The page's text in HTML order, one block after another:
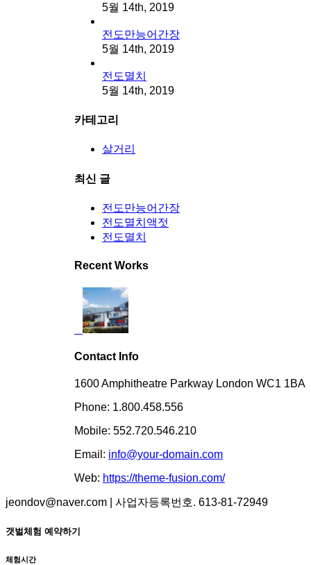
5월 14th, 2019
전도만능어간장
5월 14th, 2019
전도멸치
5월 14th, 2019
카테고리
살거리
최신 글
전도만능어간장
전도멸치액젓
전도멸치
Recent Works
Contact Info
1600 Amphitheatre Parkway London WC1 1BA
Phone: 1.800.458.556
Mobile: 552.720.546.210
Email: info@your-domain.com
Web: https://theme-fusion.com/
jeondov@naver.com | 사업자등록번호. 613-81-72949
갯벌체험 예약하기
체험시간